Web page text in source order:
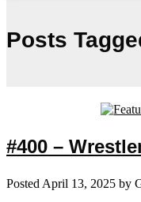
Posts
#400 –
Posted April 13, 2025 by